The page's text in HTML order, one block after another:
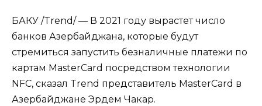
БАКУ /Trend/ — В 2021 году вырастет число
банков Азербайджана, которые будут
стремиться запустить безналичные платежи по
картам MasterCard посредством технологии
NFC, сказал Trend представитель MasterCard в
Азербайджане Эрдем Чакар.